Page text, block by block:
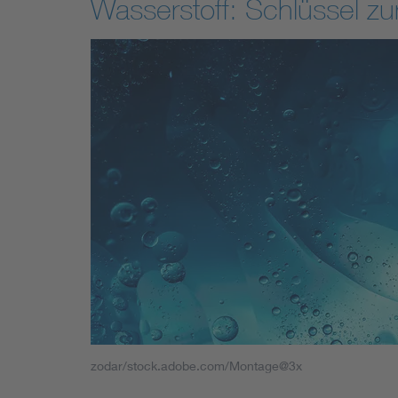
Wasserstoff: Schlüssel
zodar/stock.adobe.com/Montage@3x